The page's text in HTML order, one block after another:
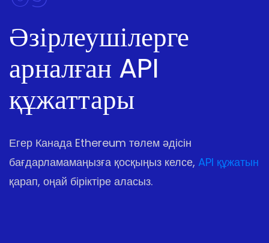
Әзірлеушілерге
арналған API
құжаттары
Егер Канада Ethereum төлем әдісін
бағдарламамаңызға қосқыңыз келсе, API құжатын
қарап, оңай біріктіре аласыз.